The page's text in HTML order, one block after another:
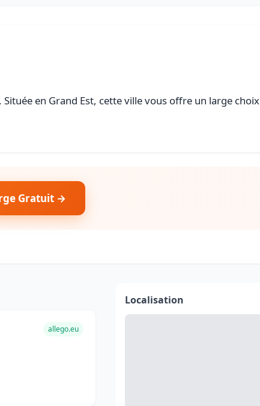
en Grand Est, cette ville vous offre un large choix
Gratuit →
allego.eu
Localisation